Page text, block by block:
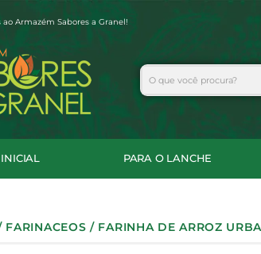
Armazém Sabores a Granel!
Search
INICIAL PARA O LANCHE
FARINACEOS / FARINHA DE ARROZ